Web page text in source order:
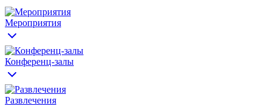
Мероприятия
Конференц-залы
Развлечения